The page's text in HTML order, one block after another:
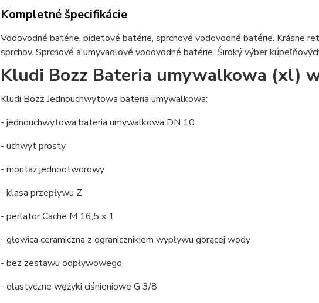
Kompletné špecifikácie
Vodovodné batérie, bidetové batérie, sprchové vodovodné batérie. Krásne
sprchov. Sprchové a umyvadlové vodovodné batérie. Široký výber
Kludi Bozz Bateria umywalkowa (xl)
Kludi Bozz Jednouchwytowa bateria umywalkowa:
- jednouchwytowa bateria umywalkowa DN 10
- uchwyt prosty
- montaż jednootworowy
- klasa przepływu Z
- perlator Cache M 16,5 x 1
- głowica ceramiczna z ogranicznikiem wypływu gorącej wody
- bez zestawu odpływowego
- elastyczne wężyki ciśnieniowe G 3/8